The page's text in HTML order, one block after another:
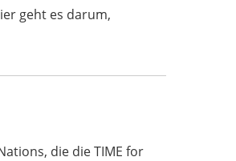
geht es darum,
die die TIME for